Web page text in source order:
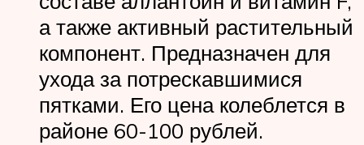
а также активный растительный
компонент. Предназначен для
ухода за потрескавшимися
пятками. Его цена колеблется в
районе 60-100 рублей.